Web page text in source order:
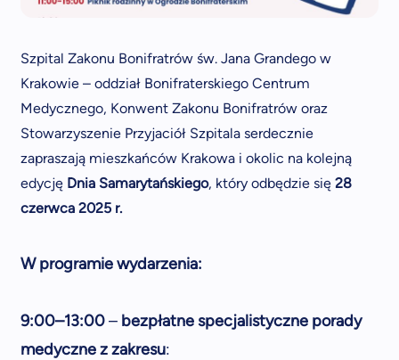
Szpital Zakonu Bonifratrów św. Jana Grandego w
Krakowie – oddział Bonifraterskiego Centrum
Medycznego, Konwent Zakonu Bonifratrów oraz
Stowarzyszenie Przyjaciół Szpitala serdecznie
zapraszają mieszkańców Krakowa i okolic na kolejną
edycję Dnia Samarytańskiego, który odbędzie się 28
czerwca 2025 r.
W programie wydarzenia:
9:00–13:00– bezpłatne specjalistyczne porady
medyczne z zakresu: